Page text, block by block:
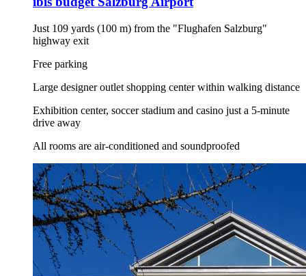
Just 109 yards (100 m) from the "Flughafen Salzburg"
highway exit
Free parking
Large designer outlet shopping center within walking distance
Exhibition center, soccer stadium and casino just a 5-minute
drive away
All rooms are air-conditioned and soundproofed